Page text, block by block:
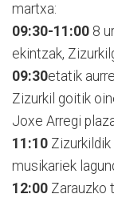
martxa:
09:30-11:00 8
ekintzak,
09:30etatik
Zizurkil goitik
Joxe Arregi
11:10 Zizurkildik
musikariek
12:00 Zarauzko